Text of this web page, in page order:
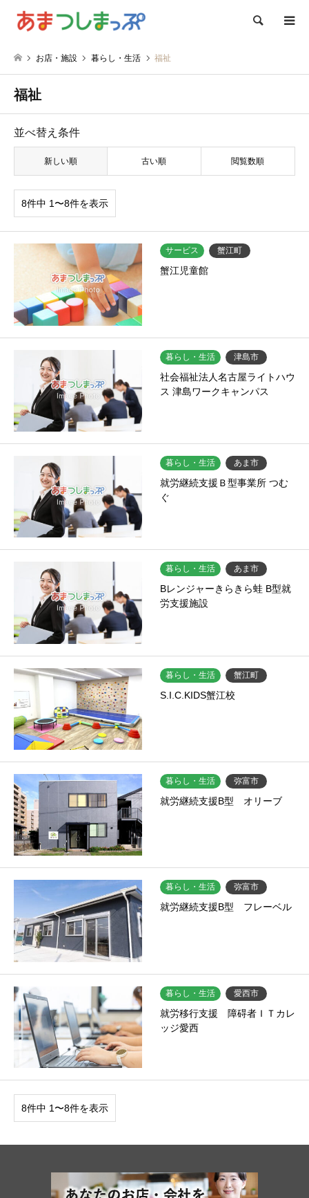
検索
お店・施設 暮らし・生活 福祉
福祉
並べ替え条件
新しい順 古い順 閲覧数順
8件中 1〜8件を表示
サービス 蟹江町
蟹江児童館
暮らし・生活 津島市
社会福祉法人名古屋ライトハウ
ス 津島ワークキャンパス
暮らし・生活 あま市
就労継続支援Ｂ型事業所 つむ
ぐ
暮らし・生活 あま市
Bレンジャーきらきら蛙 B型就
労支援施設
暮らし・生活 蟹江町
S.I.C.KIDS蟹江校
暮らし・生活 弥富市
就労継続支援B型 オリーブ
暮らし・生活 弥富市
就労継続支援B型 フレーベル
暮らし・生活 愛西市
就労移行支援 障碍者ＩＴカレ
ッジ愛西
8件中 1〜8件を表示